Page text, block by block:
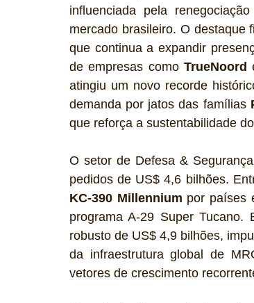
influenciada pela
mercado brasileiro. O destaque
que continua a expandir
de empresas como TrueNoord
atingiu um novo recorde
demanda por jatos das famílias
que reforça a sustentabilidade
O setor de Defesa &
KC-390 Millennium por países
programa A-29 Super
robusto de US$ 4,9 bilhões,
da infraestrutura global de
vetores de crescimento